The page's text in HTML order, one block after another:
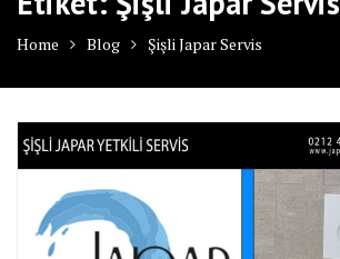
Home Blog Şişli Japar Servis